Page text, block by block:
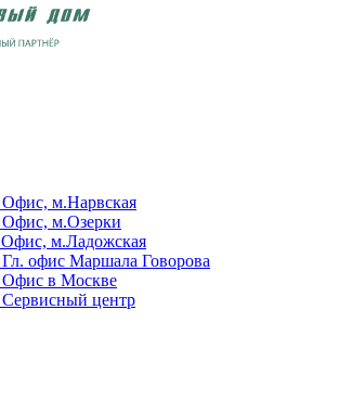
Офис, м.Нарвская
Офис, м.Озерки
Офис, м.Ладожская
Гл. офис Маршала Говорова
Офис в Москве
Сервисный центр